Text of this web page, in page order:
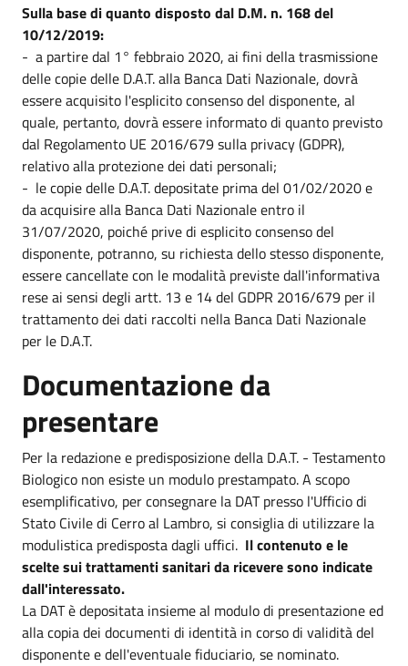
Sulla base di quanto disposto dal D.M. n. 168 del
10/12/2019:
- a partire dal 1° febbraio 2020, ai fini della trasmissione
delle copie delle D.A.T. alla Banca Dati Nazionale, dovrà
essere acquisito l'esplicito consenso del disponente, al
quale, pertanto, dovrà essere informato di quanto previsto
dal Regolamento UE 2016/679 sulla privacy (GDPR),
relativo alla protezione dei dati personali;
- le copie delle D.A.T. depositate prima del 01/02/2020 e
da acquisire alla Banca Dati Nazionale entro il
31/07/2020, poiché prive di esplicito consenso del
disponente, potranno, su richiesta dello stesso disponente,
essere cancellate con le modalità previste dall'informativa
rese ai sensi degli artt. 13 e 14 del GDPR 2016/679 per il
trattamento dei dati raccolti nella Banca Dati Nazionale
per le D.A.T.
Documentazione da
presentare
Per la redazione e predisposizione della D.A.T. - Testamento
Biologico non esiste un modulo prestampato. A scopo
esemplificativo, per consegnare la DAT presso l'Ufficio di
Stato Civile di Cerro al Lambro, si consiglia di utilizzare la
modulistica predisposta dagli uffici. Il contenuto e le
scelte sui trattamenti sanitari da ricevere sono indicate
dall'interessato.
La DAT è depositata insieme al modulo di presentazione ed
alla copia dei documenti di identità in corso di validità del
disponente e dell'eventuale fiduciario, se nominato.